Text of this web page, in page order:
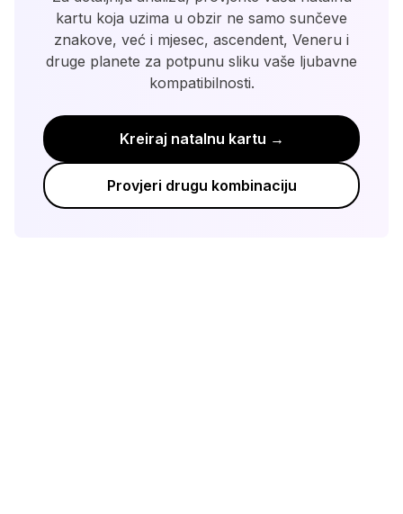
kartu koja uzima u obzir ne samo sunčeve
znakove, već i mjesec, ascendent, Veneru i
druge planete za potpunu sliku vaše ljubavne
kompatibilnosti.
Kreiraj natalnu kartu →
Provjeri drugu kombinaciju